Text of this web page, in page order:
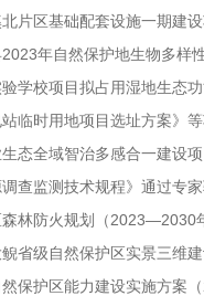
片区基础配套设施一期建
年自然保护地生物多样
学校项目拟占用湿地生态
临时用地项目选址方案》
态全域智治多感合一建设
查监测技术规程》通过专
林防火规划（2023—2030
省级自然保护区​实景三维
保护区能力建设实施方案